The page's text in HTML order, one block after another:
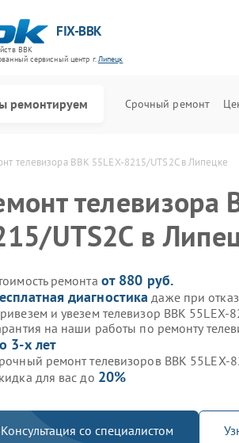
FIX-BBK
BBK
cервисный центр г.Липецк
ремонтируем Срочный ремонт
телевизора BBK 55LEX-8215/UTS2C в Липецке
телевизора
UTS2C в
ремонта от 880 руб.
диагностика даже при
и увезем телевизор BBK 55LEX-
на наши работы по ремонту
3-х лет
ремонт телевизоров BBK 55LEX-
для вас до 20%
Консультация со специалистом